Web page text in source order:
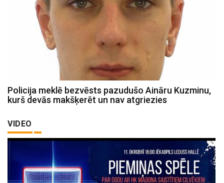
Policija meklē bezvēsts pazudušo Aināru Kuzminu,
kurš devās makšķerēt un nav atgriezies
VIDEO